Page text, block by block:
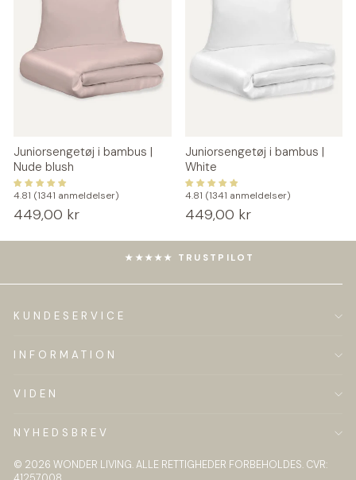
Juniorsengetøj i bambus |
Nude blush
4.81 (1341 anmeldelser)
449,00 kr
Juniorsengetøj i bambus |
White
4.81 (1341 anmeldelser)
449,00 kr
★★★★★ TRUSTPILOT
KUNDESERVICE
INFORMATION
VIDEN
NYHEDSBREV
© 2026 WONDER LIVING. ALLE RETTIGHEDER FORBEHOLDES. CVR: